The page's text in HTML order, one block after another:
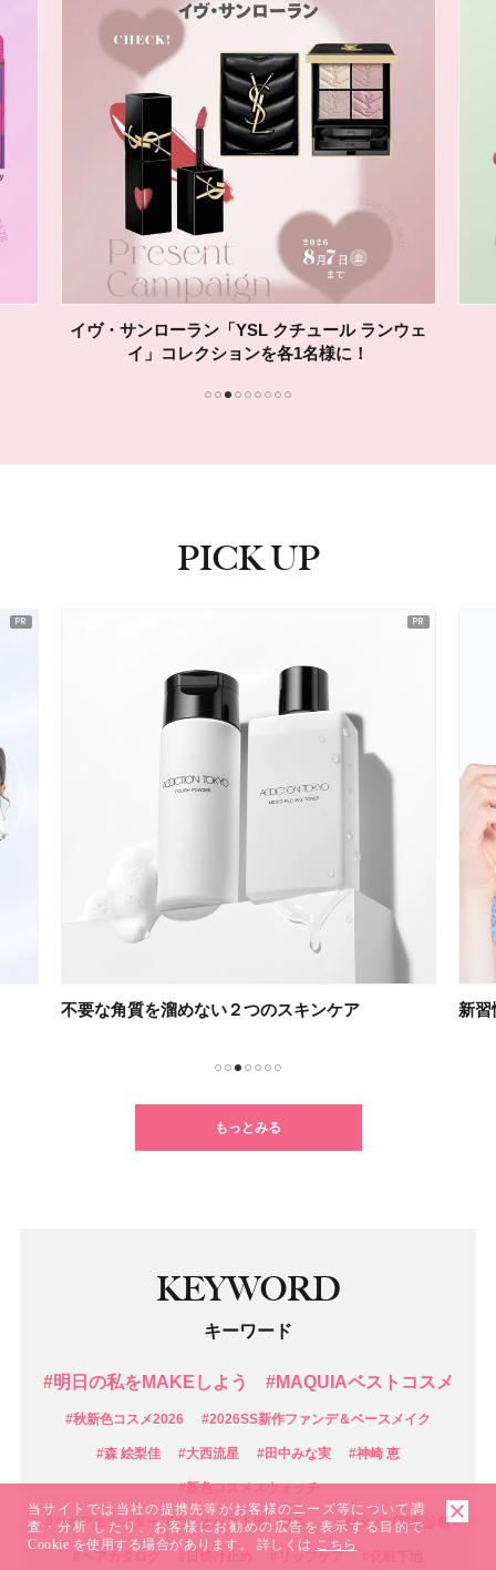
イヴ・サンローラン「YSL クチュール ランウェ
イ」コレクションを各1名様に！
PICK UP
不要な角質を溜めない２つのスキンケア 新習
もっとみる
KEYWORD
キーワード
#明日の私をMAKEしよう #MAQUIAベストコスメ
#秋新色コスメ2026 #2026SS新作ファンデ＆ベースメイク
#森 絵梨佳 #大西流星 #田中みな実 #神崎 恵
#新色コスメスウォッチ
#マキアエディターズの「オッス！推しコス」 #顔タイプ髪型診断
#日焼け止め
当サイトでは当社の提携先等がお客様のニーズ等について調
査・分析 したり、お客様にお勧めの広告を表示する目的で
Cookie を使用する場合があります。 詳しくは こちら